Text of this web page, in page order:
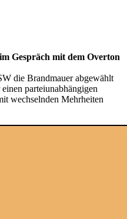
Gespräch mit dem Overton
die Brandmauer abgewählt
parteiunabhängigen
wechselnden Mehrheiten